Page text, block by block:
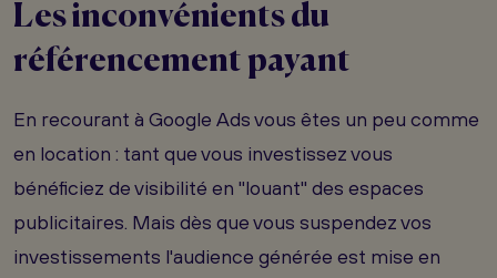
Les inconvénients du
référencement payant
En recourant à Google Ads vous êtes un peu comme
en location : tant que vous investissez vous
bénéficiez de visibilité en "louant" des espaces
publicitaires. Mais dès que vous suspendez vos
investissements l'audience générée est mise en